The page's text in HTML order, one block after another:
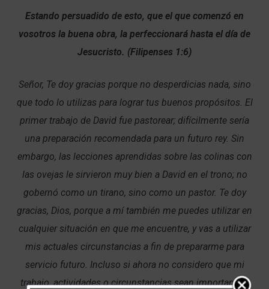
Estando persuadido de esto, que el que comenzó en
vosotros la buena obra, la perfeccionará hasta el día de
Jesucristo. (Filipenses 1:6)
Señor, Te doy gracias porque no desperdicias nada, sino
que todo lo utilizas para lograr tus buenos propósitos. El
primer trabajo de David fue pastorear; difícilmente sería
una preparación recomendada para un futuro rey. Sin
embargo, las lecciones aprendidas sobre las colinas con
las ovejas le sirvieron muy bien a David en el trono; no
gobernó como un tirano, sino como un pastor. Te doy
gracias, Dios, porque a mí también me puedes utilizar en
cualquier situación en que me encuentre, y vas a utilizar
mis actuales circunstancias a fin de prepararme para
servicio futuro. Incluso si ahora no considero que mi
trabajo, actividades o circunstancias sean importantes,